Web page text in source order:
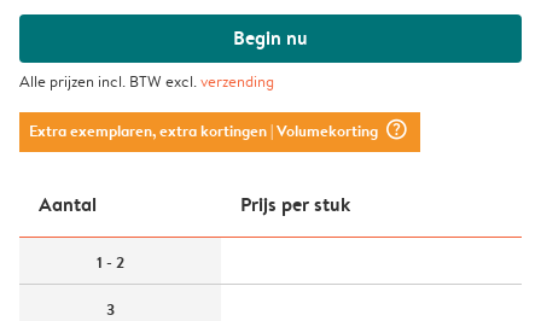
Begin nu
Alle prijzen incl. BTW excl.verzending
Extra exemplaren, extra kortingen| Volumekorting question_mark_circle
Aantal Prijs per stuk
1 - 2
3